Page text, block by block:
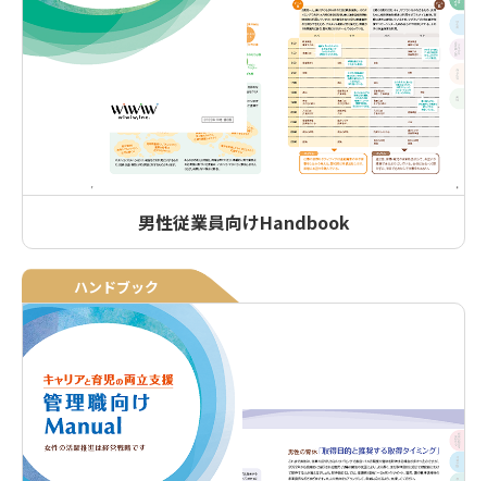
男性従業員向けHandbook
ハンドブック